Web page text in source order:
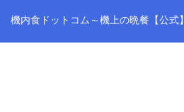
機内食ドットコム～機上の晩餐【公式】